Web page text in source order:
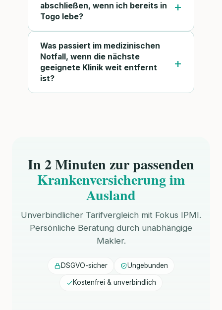
abschließen, wenn ich bereits in
Togo lebe?
Was passiert im medizinischen
Notfall, wenn die nächste
geeignete Klinik weit entfernt
ist?
In 2 Minuten zur passenden
Krankenversicherung im
Ausland
Unverbindlicher Tarifvergleich mit Fokus IPMI.
Persönliche Beratung durch unabhängige
Makler.
DSGVO-sicher Ungebunden
Kostenfrei & unverbindlich